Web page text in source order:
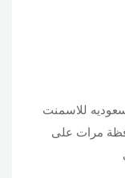
للاسمنت
مرات على